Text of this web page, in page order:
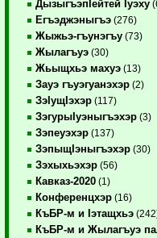
ДызыгъэпIейтей Iуэху
Егъэджэныгъэ (276)
Жыжьэ-гъунэгъу (73)
Жылагъуэ (30)
Жьыщхьэ махуэ (13)
Зауэ гъуэгуанэхэр (2)
ЗэIущIэхэр (117)
ЗэгурыIуэныгъэхэр (3)
Зэпеуэхэр (137)
ЗэпыщIэныгъэхэр (30)
Зэхыхьэхэр (56)
Кавказ-2020 (1)
Конференцхэр (16)
КъБР-м и Iэтащхьэ
КъБР-м и Жылагъуэ